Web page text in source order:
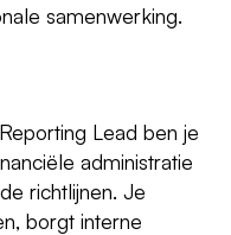
samenwerking.
Lead ben je
administratie
richtlijnen. Je
borgt interne